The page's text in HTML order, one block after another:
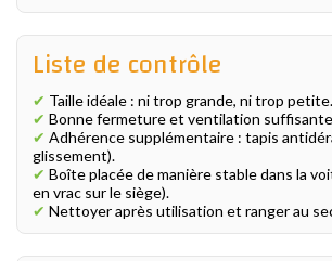
Liste de contrôle
✔ Taille idéale : ni trop grande, ni trop petite.
✔ Bonne fermeture et ventilation
✔ Adhérence supplémentaire : tapis
glissement).
✔ Boîte placée de manière stable dans la
en vrac sur le siège).
✔ Nettoyer après utilisation et ranger au